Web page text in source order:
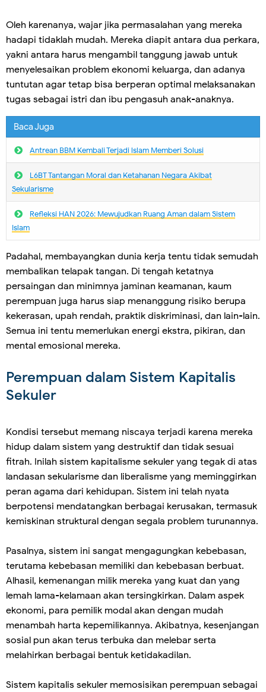
Oleh karenanya, wajar jika permasalahan yang mereka
hadapi tidaklah mudah. Mereka diapit antara dua perkara,
yakni antara harus mengambil tanggung jawab untuk
menyelesaikan problem ekonomi keluarga, dan adanya
tuntutan agar tetap bisa berperan optimal melaksanakan
tugas sebagai istri dan ibu pengasuh anak-anaknya.
Baca Juga
Antrean BBM Kembali Terjadi lslam Memberi Solusi
L6BT Tantangan Moral dan Ketahanan Negara Akibat
Sekularisme
Refleksi HAN 2026: Mewujudkan Ruang Aman dalam Sistem
Islam
Padahal, membayangkan dunia kerja tentu tidak semudah
membalikan telapak tangan. Di tengah ketatnya
persaingan dan minimnya jaminan keamanan, kaum
perempuan juga harus siap menanggung risiko berupa
kekerasan, upah rendah, praktik diskriminasi, dan lain-lain.
Semua ini tentu memerlukan energi ekstra, pikiran, dan
mental emosional mereka.
Perempuan dalam Sistem Kapitalis
Sekuler
Kondisi tersebut memang niscaya terjadi karena mereka
hidup dalam sistem yang destruktif dan tidak sesuai
fitrah. Inilah sistem kapitalisme sekuler yang tegak di atas
landasan sekularisme dan liberalisme yang meminggirkan
peran agama dari kehidupan. Sistem ini telah nyata
berpotensi mendatangkan berbagai kerusakan, termasuk
kemiskinan struktural dengan segala problem turunannya.
Pasalnya, sistem ini sangat mengagungkan kebebasan,
terutama kebebasan memiliki dan kebebasan berbuat.
Alhasil, kemenangan milik mereka yang kuat dan yang
lemah lama-kelamaan akan tersingkirkan. Dalam aspek
ekonomi, para pemilik modal akan dengan mudah
menambah harta kepemilikannya. Akibatnya, kesenjangan
sosial pun akan terus terbuka dan melebar serta
melahirkan berbagai bentuk ketidakadilan.
Sistem kapitalis sekuler memosisikan perempuan sebagai